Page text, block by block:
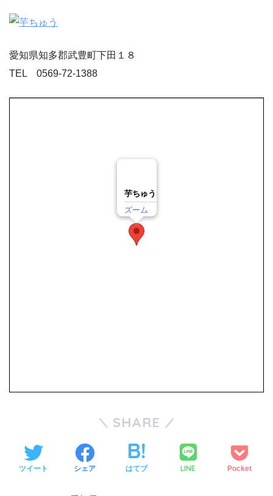
愛知県知多郡武豊町下田１８
TEL 0569-72-1388
芋ちゅう
ズーム
SHARE
ツイート シェア はてブ LINE Pocket